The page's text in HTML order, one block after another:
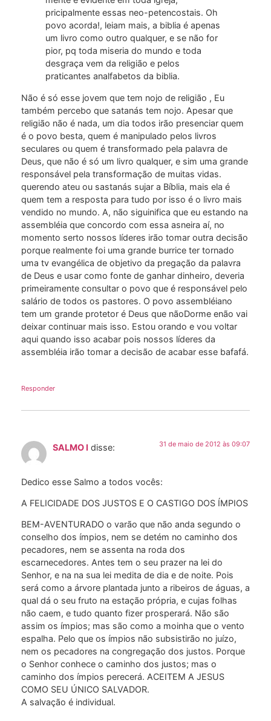
pricipalmente essas neo-petencostais. Oh
povo acorda!, leiam mais, a biblia é apenas
um livro como outro qualquer, e se não for
pior, pq toda miseria do mundo e toda
desgraça vem da religião e pelos
praticantes analfabetos da biblia.
Não é só esse jovem que tem nojo de religião , Eu
também percebo que satanás tem nojo. Apesar que
religião não é nada, um dia todos irão presenciar quem
é o povo besta, quem é manipulado pelos livros
seculares ou quem é transformado pela palavra de
Deus, que não é só um livro qualquer, e sim uma grande
responsável pela transformação de muitas vidas.
querendo ateu ou sastanás sujar a Bíblia, mais ela é
quem tem a resposta para tudo por isso é o livro mais
vendido no mundo. A, não siguinifica que eu estando na
assembléia que concordo com essa asneira aí, no
momento serto nossos líderes irão tomar outra decisão
porque realmente foi uma grande burrice ter tornado
uma tv evangélica de objetivo da pregação da palavra
de Deus e usar como fonte de ganhar dinheiro, deveria
primeiramente consultar o povo que é responsável pelo
salário de todos os pastores. O povo assembléiano
tem um grande protetor é Deus que nãoDorme enão vai
deixar continuar mais isso. Estou orando e vou voltar
aqui quando isso acabar pois nossos líderes da
assembléia irão tomar a decisão de acabar esse bafafá.
Responder
SALMO I disse: 31 de maio de 2012 às 09:07
Dedico esse Salmo a todos vocês:
A FELICIDADE DOS JUSTOS E O CASTIGO DOS ÍMPIOS
BEM-AVENTURADO o varão que não anda segundo o
conselho dos ímpios, nem se detém no caminho dos
pecadores, nem se assenta na roda dos
escarnecedores. Antes tem o seu prazer na lei do
Senhor, e na na sua lei medita de dia e de noite. Pois
será como a árvore plantada junto a ribeiros de águas, a
qual dá o seu fruto na estação própria, e cujas folhas
não caem, e tudo quanto fizer prosperará. Não são
assim os ímpios; mas são como a moinha que o vento
espalha. Pelo que os ímpios não subsistirão no juízo,
nem os pecadores na congregação dos justos. Porque
o Senhor conhece o caminho dos justos; mas o
caminho dos ímpios perecerá. ACEITEM A JESUS
COMO SEU ÚNICO SALVADOR.
A salvação é individual.